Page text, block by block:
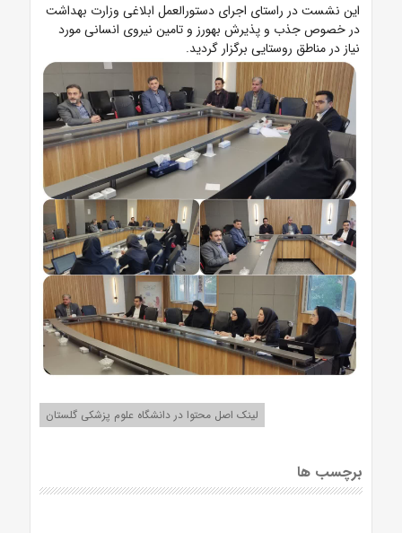
این نشست در راستای اجرای دستورالعمل ابلاغی وزارت بهداشت
در خصوص جذب و پذیرش بهورز و تامین نیروی انسانی مورد
نیاز در مناطق روستایی برگزار گردید.
لینک اصل محتوا در دانشگاه علوم پزشکی گلستان
برچسب ها